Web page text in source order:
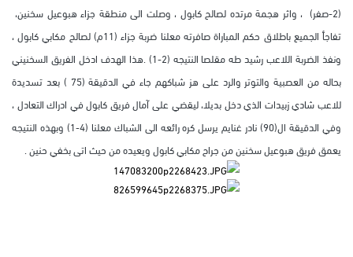
(2-صفر) ، واثر هجمة مرتده لصالح كابول ، وصلت الى منطقة جزاء هبوعيل سخنين،
تفاجأ الجميع باطلاق حكم المباراة صافرته معلنا ضربة جزاء (11م) لصالح مكابي كابول ،
ونفذ الضربة اللاعب رشيد طه مقلصا النتيجه (2-1) .هذا الهدف ادخل الفريق السخنيني
بحاله من العصبية والتوتر والرد على هز شباكهم جاء في الدقيقة (75 ) بعد تسديدة
للاعب شادي زبيدات الذي دخل بديلا، ليقضي على آمال فريق كابول في ادراك التعادل ،
وفي الدقيقة ال(90) نادر غنايم يرسل كره رائعه الى الشباك معلنا (4-1) وبهذه النتيجه
يعمق فريق هبوعيل سخنين من جراح مكابي كابول ويعيده من حيث اتى بخفي حنين .